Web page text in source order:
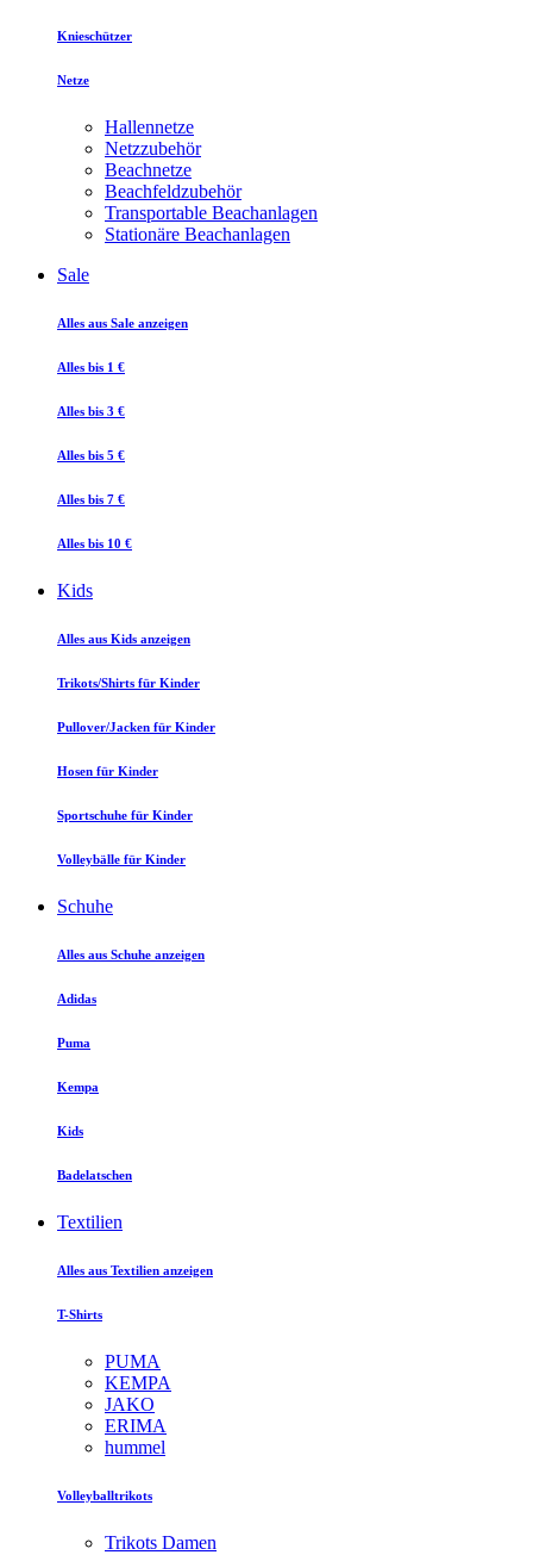
Knieschützer
Netze
Hallennetze
Netzzubehör
Beachnetze
Beachfeldzubehör
Transportable Beachanlagen
Stationäre Beachanlagen
Sale
Alles aus Sale anzeigen
Alles bis 1 €
Alles bis 3 €
Alles bis 5 €
Alles bis 7 €
Alles bis 10 €
Kids
Alles aus Kids anzeigen
Trikots/Shirts für Kinder
Pullover/Jacken für Kinder
Hosen für Kinder
Sportschuhe für Kinder
Volleybälle für Kinder
Schuhe
Alles aus Schuhe anzeigen
Adidas
Puma
Kempa
Kids
Badelatschen
Textilien
Alles aus Textilien anzeigen
T-Shirts
PUMA
KEMPA
JAKO
ERIMA
hummel
Volleyballtrikots
Trikots Damen